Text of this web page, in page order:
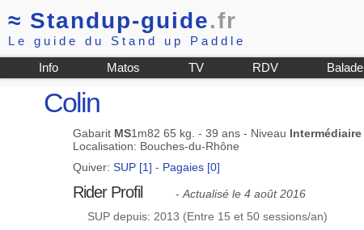
≈ Standup-guide.fr
Le guide du Stand up Paddle
Info Matos TV RDV Balade
Colin
Gabarit MS1m82 65 kg. - 39 ans - Niveau Intermédiaire
Localisation: Bouches-du-Rhône
Quiver:SUP [1] - Pagaies [0]
Rider Profil - Actualisé le 4 août 2016
SUP depuis: 2013 (Entre 15 et 50 sessions/an)